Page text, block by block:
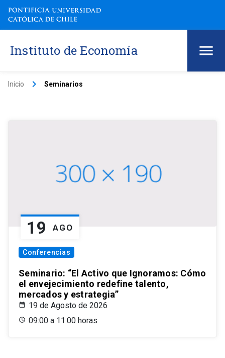
Instituto de Economía
Inicio keyboard_arrow_right Seminarios
19 AGO
Conferencias
Seminario: “El Activo que Ignoramos: Cómo
el envejecimiento redefine talento,
mercados y estrategia”
19 de Agosto de 2026
09:00 a 11:00 horas